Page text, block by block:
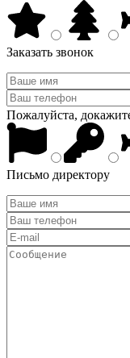
Заказать звонок
Пожалуйста,
Письмо директору